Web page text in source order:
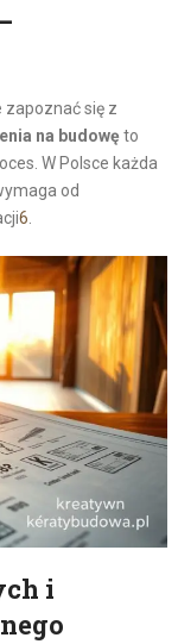
zapoznać się z
na budowęto
W Polsce każda
od
6
i